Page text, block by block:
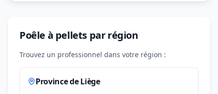
Poêle à pellets par région
Trouvez un professionnel dans votre région :
Province de Liège